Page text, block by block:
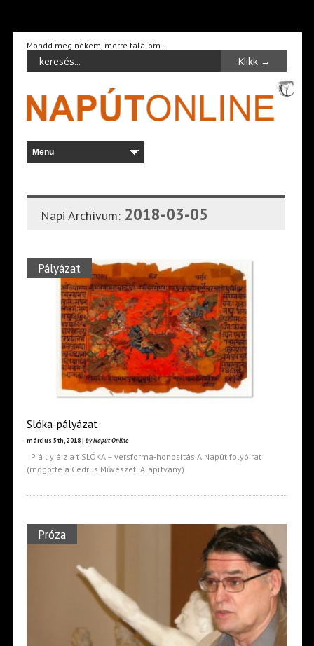
Mondd meg nékem, merre találom…
Napi Archívum: 2018-03-05
Pályázat
Slóka-pályázat
március 5th, 2018 | by Napút Online
P á l y á z a t SLÓKA – versforma-honosítás A Napút folyóirat
(mögötte a Cédrus Művészeti Alapítvány)
Próza